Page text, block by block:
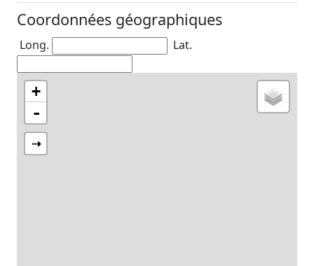
Coordonnées géographiques
Long. Lat.
+
-
⇢